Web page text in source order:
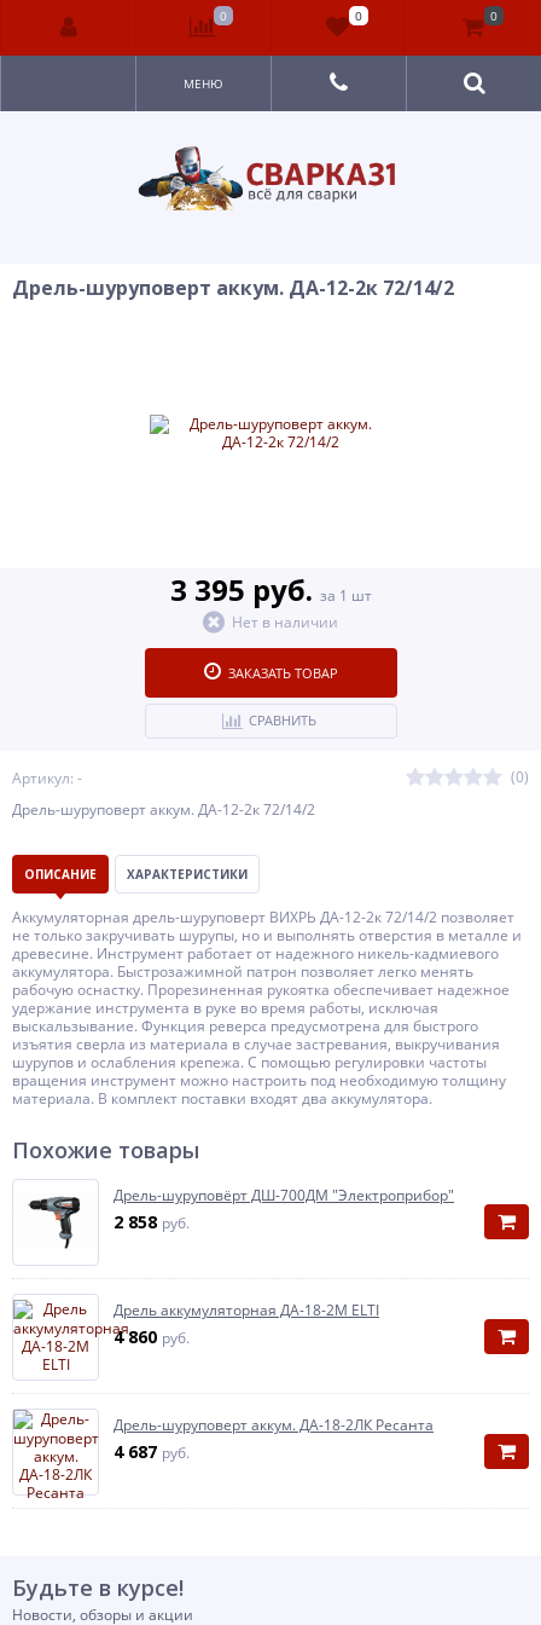
МЕНЮ
Дрель-шуруповерт аккум. ДА-12-2к 72/14/2
Артикул: -
(0)
Дрель-шуруповерт аккум. ДА-12-2к 72/14/2
3 395 руб. за 1 шт
Нет в наличии
ЗАКАЗАТЬ ТОВАР
СРАВНИТЬ
ОПИСАНИЕ ХАРАКТЕРИСТИКИ
Аккумуляторная дрель-шуруповерт ВИХРЬ ДА-12-2к 72/14/2 позволяет
не только закручивать шурупы, но и выполнять отверстия в металле и
древесине. Инструмент работает от надежного никель-кадмиевого
аккумулятора. Быстрозажимной патрон позволяет легко менять
рабочую оснастку. Прорезиненная рукоятка обеспечивает надежное
удержание инструмента в руке во время работы, исключая
выскальзывание. Функция реверса предусмотрена для быстрого
изъятия сверла из материала в случае застревания, выкручивания
шурупов и ослабления крепежа. С помощью регулировки частоты
вращения инструмент можно настроить под необходимую толщину
материала. В комплект поставки входят два аккумулятора.
Похожие товары
Дрель-шуруповёрт ДШ-700ДМ "Электроприбор"
2 858 руб.
Дрель аккумуляторная ДА-18-2М ELTI
4 860 руб.
Дрель-шуруповерт аккум. ДА-18-2ЛК Ресанта
4 687 руб.
Будьте в курсе!
Новости, обзоры и акции
0 0 0